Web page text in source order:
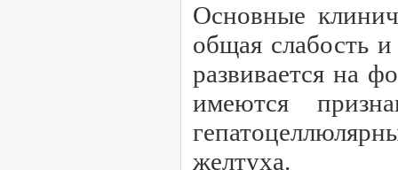
Основные
общая слабость
развивается на
имеются
желтуха.